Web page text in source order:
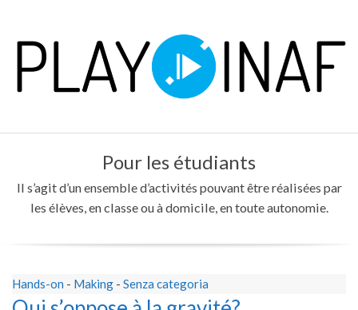
content
P
A
Menu
Pour les étudiants
Il s’agit d’un ensemble d’activités pouvant être réalisées par
les élèves, en classe ou à domicile, en toute autonomie.
Hands-on - Making - Senza categoria